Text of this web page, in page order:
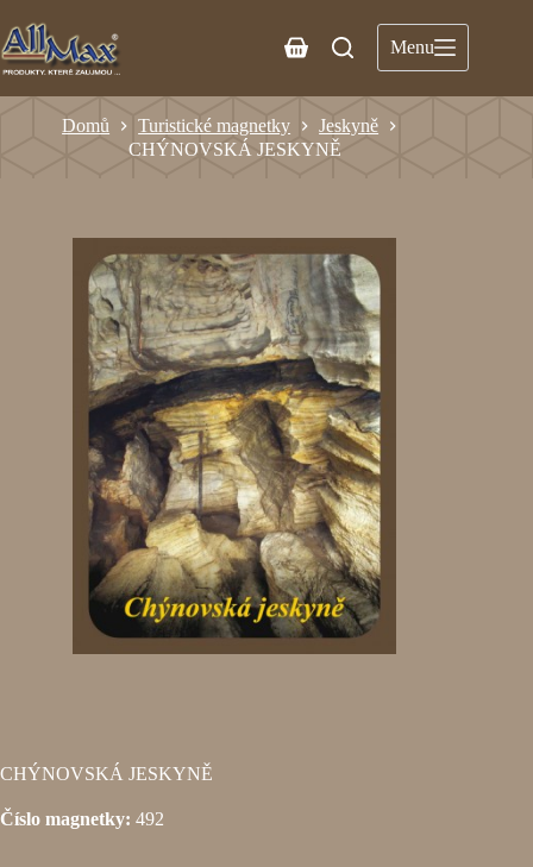
Menu
Domů Turistické magnetky
Jeskyně
CHÝNOVSKÁ JESKYNĚ
CHÝNOVSKÁ JESKYNĚ
Číslo magnetky: 492